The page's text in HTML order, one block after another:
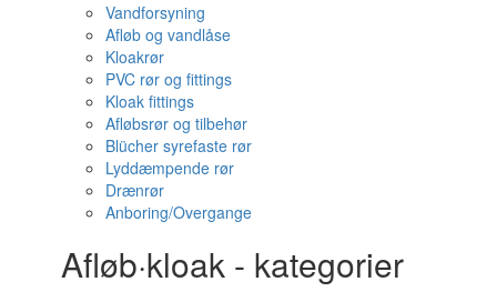
Vandforsyning
Afløb og vandlåse
Kloakrør
PVC rør og fittings
Kloak fittings
Afløbsrør og tilbehør
Blücher syrefaste rør
Lyddæmpende rør
Drænrør
Anboring/Overgange
Afløb·kloak - kategorier